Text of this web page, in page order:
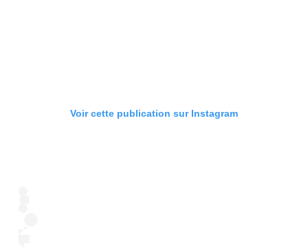
Voir cette publication sur Instagram